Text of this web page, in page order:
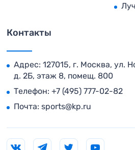
Контакты
Адрес: 127015, г. Москва, ул.
д. 2Б, этаж 8, помещ. 800
Телефон: +7 (495) 777-02-82
Почта: sports@kp.ru